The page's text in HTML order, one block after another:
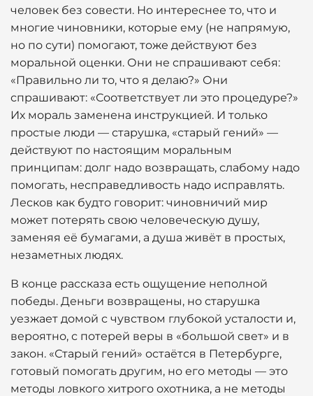
человек без совести. Но интереснее то, что и
многие чиновники, которые ему (не напрямую,
но по сути) помогают, тоже действуют без
моральной оценки. Они не спрашивают себя:
«Правильно ли то, что я делаю?» Они
спрашивают: «Соответствует ли это процедуре?»
Их мораль заменена инструкцией. И только
простые люди — старушка, «старый гений» —
действуют по настоящим моральным
принципам: долг надо возвращать, слабому надо
помогать, несправедливость надо исправлять.
Лесков как будто говорит: чиновничий мир
может потерять свою человеческую душу,
заменяя её бумагами, а душа живёт в простых,
незаметных людях.
В конце рассказа есть ощущение неполной
победы. Деньги возвращены, но старушка
уезжает домой с чувством глубокой усталости и,
вероятно, с потерей веры в «большой свет» и в
закон. «Старый гений» остаётся в Петербурге,
готовый помогать другим, но его методы — это
методы ловкого хитрого охотника, а не методы